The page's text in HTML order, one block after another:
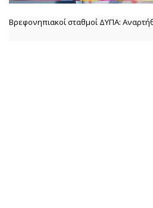
Βρεφονηπιακοί σταθμοί ΔΥΠΑ: